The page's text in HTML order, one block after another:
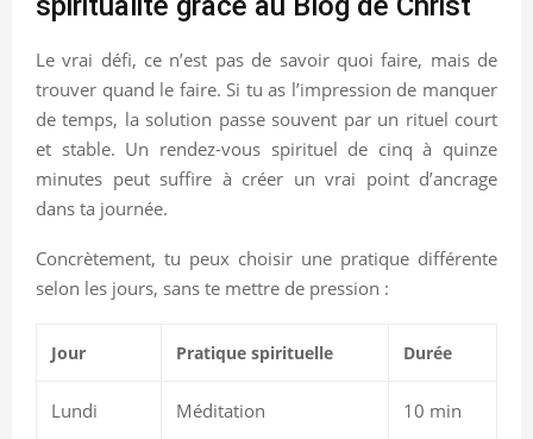
Le vrai défi, ce n’est pas de savoir quoi faire, mais de
trouver quand le faire. Si tu as l’impression de manquer
de temps, la solution passe souvent par un rituel court
et stable. Un rendez-vous spirituel de cinq à quinze
minutes peut suffire à créer un vrai point d’ancrage
dans ta journée.
Concrètement, tu peux choisir une pratique différente
selon les jours, sans te mettre de pression :
Jour Pratique spirituelle Durée
Lundi Méditation 10 min